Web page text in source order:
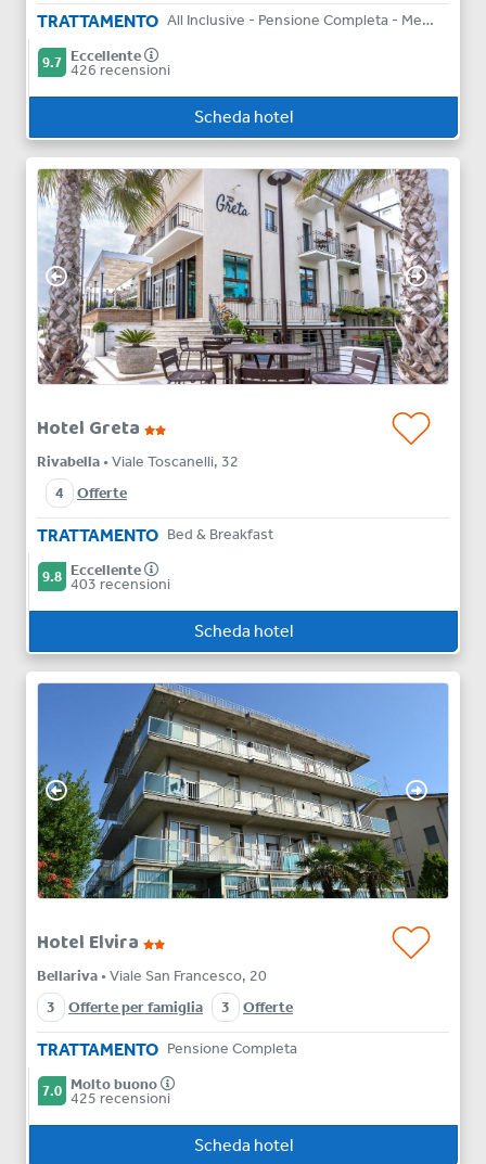
TRATTAMENTO All Inclusive - Pensione Completa - Mezza Pensione - Bed & Breakfast
9.7 Eccellente
426 recensioni
Scheda hotel
Hotel Greta
Rivabella • Viale Toscanelli, 32
4
Offerte
TRATTAMENTO Bed & Breakfast
9.8 Eccellente
403 recensioni
Scheda hotel
Hotel Elvira
Bellariva • Viale San Francesco, 20
3
Offerte per famiglia 3 Offerte
TRATTAMENTO Pensione Completa
7.0 Molto buono
425 recensioni
Scheda hotel